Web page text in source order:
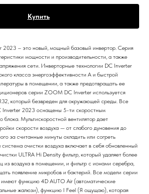
Купить
– это новый, мощный базовый инвертор. Серия
мощности и производительности, а также
сети. Инверторные технологии DC Inverter
класса энергоэффективности А и быстрой
в помещении, а также предотвращать ее
серии ZOOM DC Inverter используется
который безвреден для окружающей среды. Все
2023 оснащены 5-ти скоростным
блока. Мультискоростной вентилятор дает
скорости воздуха — от слабого дуновения до
за считанные минуты охладить или согреть
очистки воздуха включает в себя обновленный
ULTRA Hi Density фильтр, который удаляет более
из воздуха в помещении, и фильтр с ионами серебра,
появление микробов и бактерий. Все модели серии
функцию 4D AUTO Air (автоматические
жалюзи), функцию I Feel (Я ощущаю), которая